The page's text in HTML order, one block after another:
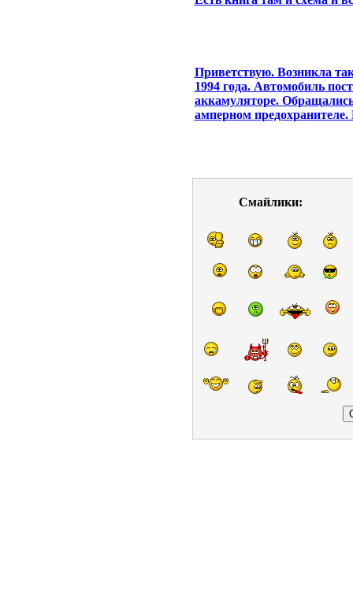
Приветствую. Возникла
1994 года. Автомобиль
аккамуляторе.
амперном
Смайлики: